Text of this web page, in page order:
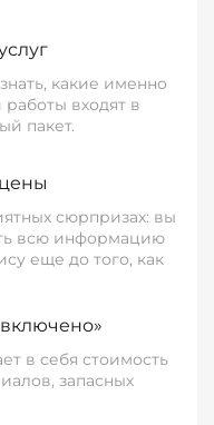
какие именно
работы входят в
пакет.
сюрпризах: вы
всю информацию
еще до того, как
в себя стоимость
запасных